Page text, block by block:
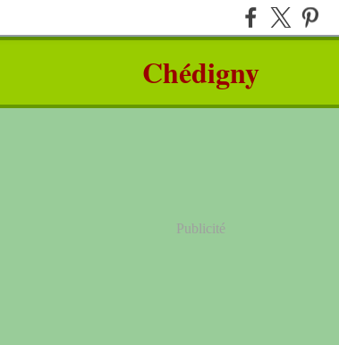
Chédigny
Publicité